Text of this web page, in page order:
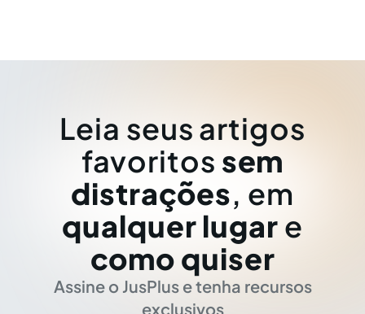
Leia seus artigos
favoritos sem
distrações, em
qualquer lugar e
como quiser
Assine o JusPlus e tenha recursos
exclusivos